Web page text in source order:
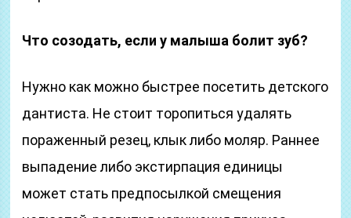
Что созодать, если у малыша болит зуб?
Нужно как можно быстрее посетить детского
дантиста. Не стоит торопиться удалять
пораженный резец, клык либо моляр. Раннее
выпадение либо экстирпация единицы
может стать предпосылкой смещения